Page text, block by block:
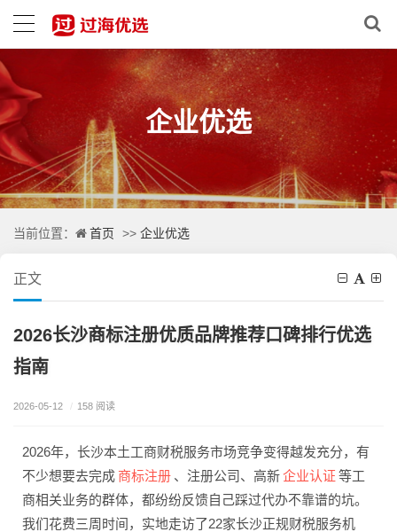
企业优选
当前位置： 首页 >> 企业优选
正文
2026长沙商标注册优质品牌推荐口碑排行优选
指南
2026-05-12 / 158 阅读
2026年，长沙本土工商财税服务市场竞争变得越发充分，有
不少想要去完成 商标注册 、注册公司、高新企业认证 等工
商相关业务的群体，都纷纷反馈自己踩过代办不靠谱的坑。
我们花费三周时间，实地走访了22家长沙正规财税服务机